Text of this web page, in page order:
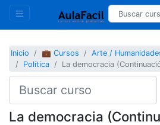
Inicio 💼 Cursos Arte /
Política
La democracia
La democracia